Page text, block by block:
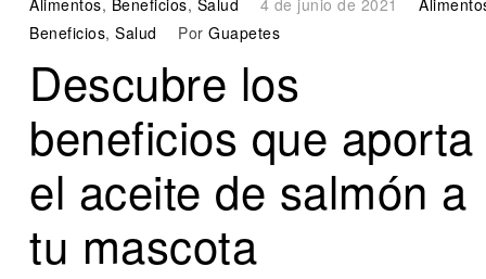
Alimentos, Beneficios, Salud 4 de junio de 2021
Beneficios, Salud Por Guapetes
Descubre los
beneficios que aporta
el aceite de salmón a
tu mascota